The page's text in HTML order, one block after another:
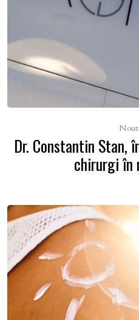
Dr. Constantin Stan,
chirurgi în